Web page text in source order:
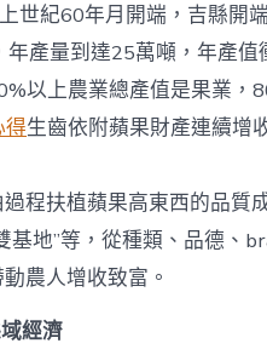
世紀60年月開端，吉縣開
產量到達25萬噸，年產值
以上農業總產值是果業，
得生齒依附蘋果財產連續增
扶植蘋果高東西的品質
地”等，從種類、品德、
農人增收致富。
經濟